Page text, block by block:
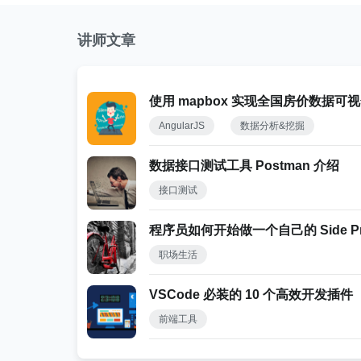
讲师文章
使用 mapbox 实现全国房价数据可
AngularJS 数据分析&挖掘
数据接口测试工具 Postman 介绍
接口测试
程序员如何开始做一个自己的 Side
职场生活
VSCode 必装的 10 个高效开发插件
前端工具